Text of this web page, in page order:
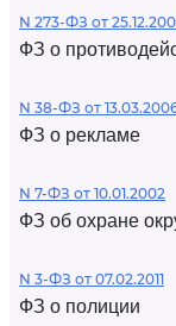
N 273-ФЗ от
ФЗ о
N 38-ФЗ от
ФЗ о рекламе
N 7-ФЗ от 10.01.2002
ФЗ об охране
N 3-ФЗ от 07.02.2011
ФЗ о полиции